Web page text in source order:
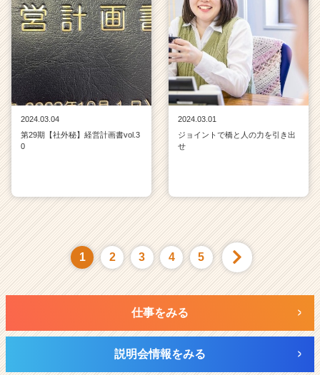
2024.03.04
第29期【社外秘】経営計画書vol.3
0
2024.03.01
ジョイントで橋と人の力を引き出
せ
1 2 3 4 5
仕事をみる
説明会情報をみる